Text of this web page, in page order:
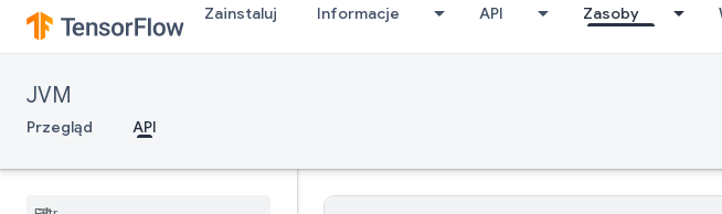
Zainstaluj Informacje API Zasoby
JVM
Przegląd API
Constant
ConsumeMutexLock
Copy
CopyHost
DecodeProto